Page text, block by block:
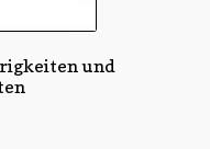
und